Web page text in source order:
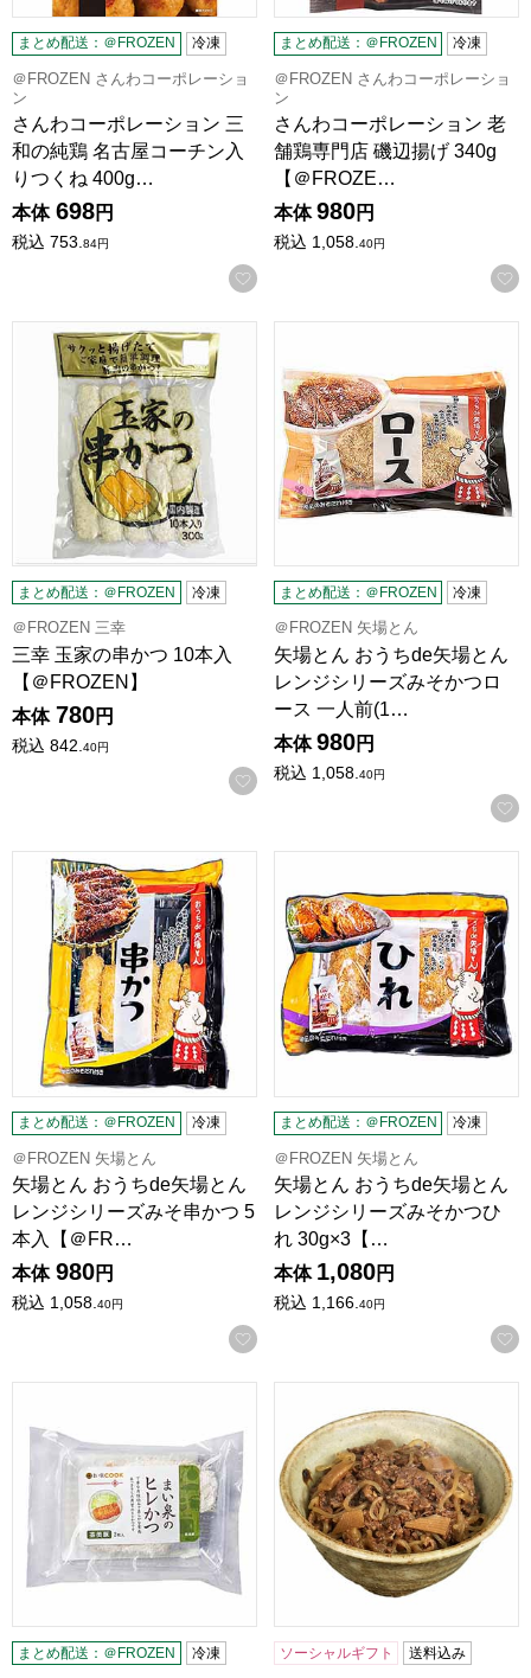
まとめ配送：＠FROZEN 冷凍
＠FROZEN さんわコーポレーショ
ン
さんわコーポレーション 三
和の純鶏 名古屋コーチン入
りつくね 400g…
本体 698円
税込 753.84円
お気に入りに登録する
まとめ配送：＠FROZEN 冷凍
＠FROZEN さんわコーポレーショ
ン
さんわコーポレーション 老
舗鶏専門店 磯辺揚げ 340g
【＠FROZE…
本体 980円
税込 1,058.40円
三幸 玉家の串かつ 10本入【＠FROZEN】
まとめ配送：＠FROZEN 冷凍
＠FROZEN 三幸
三幸 玉家の串かつ 10本入
【＠FROZEN】
本体 780円
税込 842.40円
お気に入りに登録する
まとめ配送：＠FROZEN 冷凍
＠FROZEN 矢場とん
矢場とん おうちde矢場とん
レンジシリーズみそかつロ
ース 一人前(1…
本体 980円
税込 1,058. 40円
矢場とん おうちde矢場とん レンジシリーズみそ串かつ 5本
まとめ配送：＠FROZEN 冷凍
＠FROZEN 矢場とん
矢場とん おうちde矢場とん
レンジシリーズみそ串かつ 5
本入【＠FR…
本体 980円
税込 1,058.40円
お気に入りに登録する
まとめ配送：＠FROZEN 冷凍
＠FROZEN 矢場とん
矢場とん おうちde矢場とん
レンジシリーズみそかつひ
れ 30g×3【…
本体 1,080円
税込 1,166. 40円
まとめ配送：＠FROZEN 冷凍 ソーシャルギフト 送料込み